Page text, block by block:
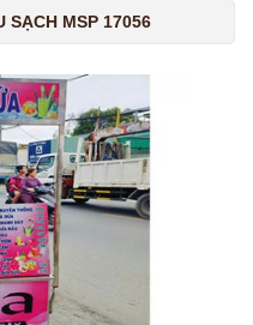
SẠCH MSP 17056